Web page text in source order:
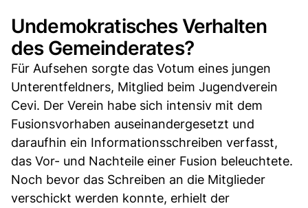
Undemokratisches Verhalten
des Gemeinderates?
Für Aufsehen sorgte das Votum eines jungen
Unterentfeldners, Mitglied beim Jugendverein
Cevi. Der Verein habe sich intensiv mit dem
Fusionsvorhaben auseinandergesetzt und
daraufhin ein Informationsschreiben verfasst,
das Vor- und Nachteile einer Fusion beleuchtete.
Noch bevor das Schreiben an die Mitglieder
verschickt werden konnte, erhielt der